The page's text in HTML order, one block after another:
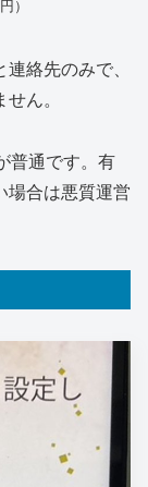
）
絡先のみで、
ん。
普通です。有
場合は悪質運営